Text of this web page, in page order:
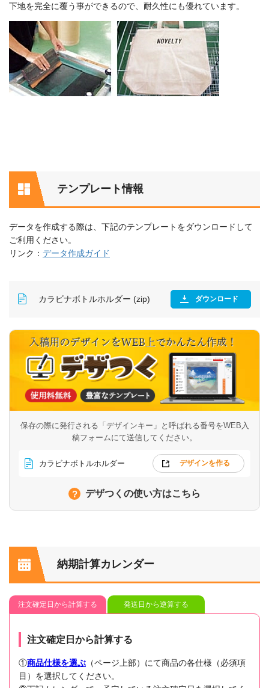
下地を完全に覆う事ができるので、耐久性にも優れています。
テンプレート情報
データを作成する際は、下記のテンプレートをダウンロードして
ご利用ください。
リンク： データ作成ガイド
カラビナボトルホルダー (zip) ダウンロード
保存の際に発行される「デザインキー」と呼ばれる番号をWEB入
稿フォームにて送信してください。
カラビナボトルホルダー デザインを作る
デザつくの使い方はこちら
納期計算カレンダー
注文確定日から計算する 発送日から逆算する
注文確定日から計算する
①商品仕様を選ぶ （ページ上部）にて商品の各仕様（必須項
目）を選択してください。